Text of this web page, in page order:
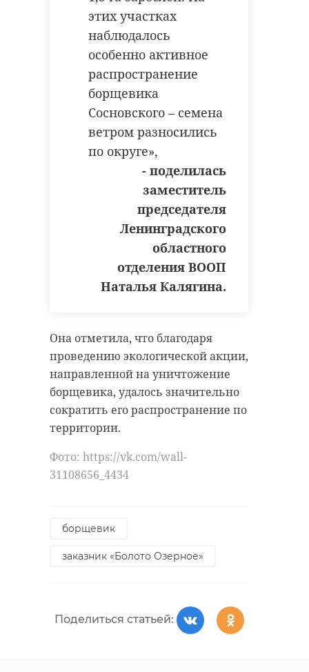
этих участках
наблюдалось
особенно активное
распространение
борщевика
Сосновского – семена
ветром разносились
по округе»,
- поделилась
заместитель
председателя
Ленинградского
областного
отделения ВООП
Наталья Калягина.
Она отметила, что благодаря
проведению экологической акции,
направленной на уничтожение
борщевика, удалось значительно
сократить его распространение по
территории.
Фото: https://vk.com/wall-
31108656_4434
борщевик
заказник «Болото Озерное»
Поделиться статьей: